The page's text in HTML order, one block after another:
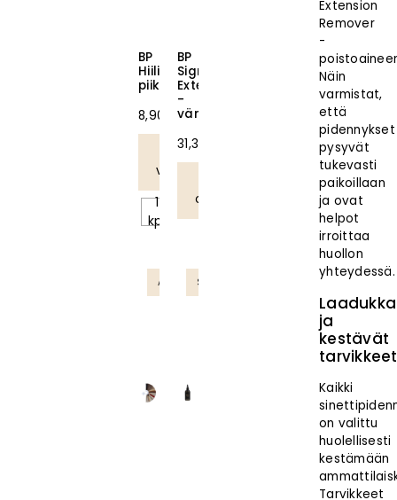
BP
Hiilikuitu
piikkikampa
8,90
€
Valitse
vaihtoehdoista
1
kpl
BP
Signature
Extensions
-
värikartta
31,38
ostoskoriin
Ammattilaistuote
SUOSIKKI
Extension
Remover
-
Näin
varmistat,
että
pidennykset
pysyvät
tukevasti
paikoillaan
ja ovat
helpot
irroittaa
huollon
yhteydessä.
ja
kestävät
tarvikkeet
Kaikki
on valittu
huolellisesti
kestämään
Tarvikkeet